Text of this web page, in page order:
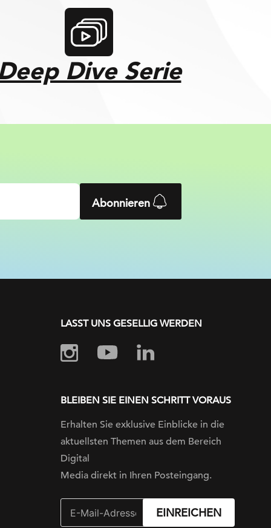
Dive Serie
Abonnieren
LASST UNS GESELLIG WERDEN
BLEIBEN SIE EINEN SCHRITT VORAUS
Erhalten Sie exklusive Einblicke in die
aktuellsten Themen aus dem Bereich
Digital
Media direkt in Ihren Posteingang.
EINREICHEN